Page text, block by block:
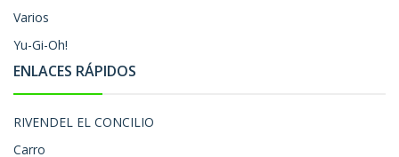
Varios
Yu-Gi-Oh!
ENLACES RÁPIDOS
RIVENDEL EL CONCILIO
Carro